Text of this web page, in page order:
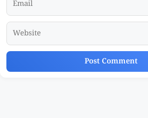
Website